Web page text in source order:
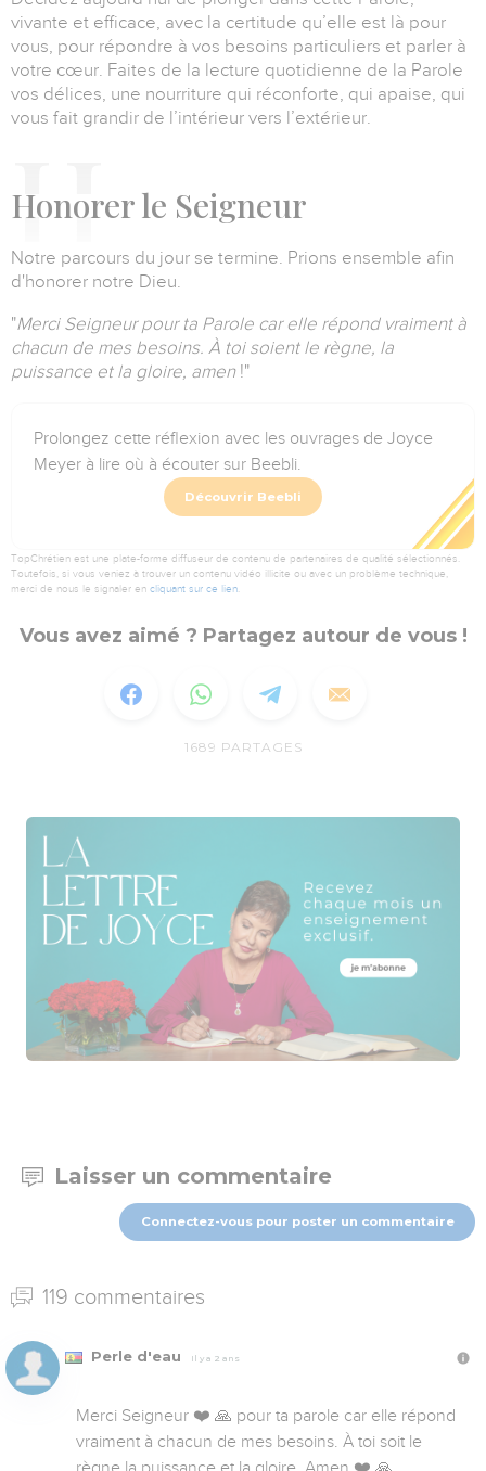
vivante et efficace, avec la certitude qu’elle est là pour
vous, pour répondre à vos besoins particuliers et parler à
votre cœur. Faites de la lecture quotidienne de la Parole
vos délices, une nourriture qui réconforte, qui apaise, qui
vous fait grandir de l’intérieur vers l’extérieur.
Honorer le Seigneur
Notre parcours du jour se termine. Prions ensemble afin
d'honorer notre Dieu.
"Merci Seigneur pour ta Parole car elle répond vraiment à
chacun de mes besoins. À toi soient le règne, la
puissance et la gloire, amen!"
Prolongez cette réflexion avec les ouvrages de Joyce
Meyer à lire où à écouter sur Beebli.
Découvrir Beebli
TopChrétien est une plate-forme diffuseur de contenu de partenaires de qualité sélectionnés.
Toutefois, si vous veniez à trouver un contenu vidéo illicite ou avec un problème technique,
merci de nous le signaler en cliquant sur ce lien
Vous avez aimé ? Partagez autour de vous !
1689 PARTAGES
Laisser un commentaire
Connectez-vous pour poster un commentaire
119 commentaires
Perle d'eau Il y a 2 ans
Merci Seigneur ❤️ 🙏 pour ta parole car elle répond
vraiment à chacun de mes besoins. À toi soit le